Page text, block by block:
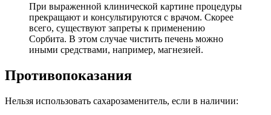
При выраженной клинической картине процедуры
прекращают и консультируются с врачом. Скорее
всего, существуют запреты к применению
Сорбита. В этом случае чистить печень можно
иными средствами, например, магнезией.
Противопоказания
Нельзя использовать сахарозаменитель, если в наличии: